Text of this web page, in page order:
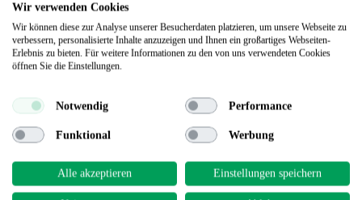
Terrassendielen
Wir verwenden Cookies
Wir können diese zur Analyse unserer Besucherdaten platzieren, um unsere Webseite zu
verbessern, personalisierte Inhalte anzuzeigen und Ihnen ein großartiges Webseiten-
Erlebnis zu bieten. Für weitere Informationen zu den von uns verwendeten Cookies
öffnen Sie die Einstellungen.
Notwendig Performance
Funktional Werbung
Alle akzeptieren Einstellungen speichern